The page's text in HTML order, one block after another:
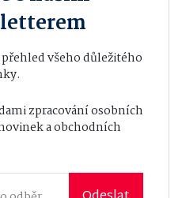
všeho důležitého
zpracování osobních
a obchodních